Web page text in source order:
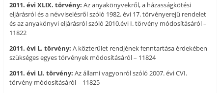
2011. évi XLIX. törvény: Az anyakönyvekről, a házasságkötési
eljárásról és a névviselésről szóló 1982. évi 17. törvényerejű rendelet
és az anyakönyvi eljárásról szóló 2010.évi I. törvény módosításáról –
11822
2011. évi L. törvény: A közterület rendjének fenntartása érdekében
szükséges egyes törvények módosításáról – 11824
2011. évi LI. törvény: Az állami vagyonról szóló 2007. évi CVI.
törvény módosításáról – 11825